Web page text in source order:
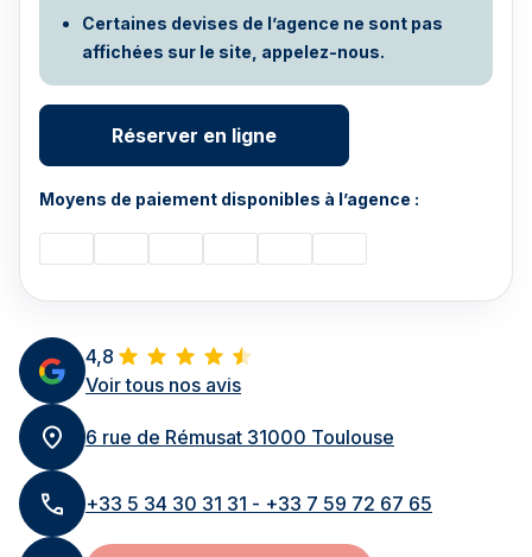
4,8
Voir tous nos avis
6 rue de Rémusat 31000 Toulouse
+33 5 34 30 31 31 - +33 7 59 72 67 65
Certaines devises de l’agence ne sont pas
affichées sur le site, appelez-nous.
Réserver en ligne
Moyens de paiement disponibles à l’agence :